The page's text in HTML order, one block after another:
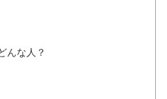
んな人？